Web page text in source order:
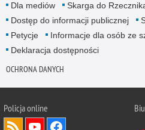
Dla mediów
Skarga do
Dostęp do informacji publicznej
Petycje
Informacje dla osób ze
Deklaracja dostępności
OCHRONA DANYCH
Policja online